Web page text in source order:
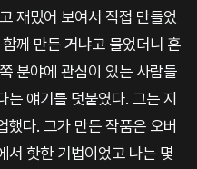
재밌어 보여서 직접 만들었
께 만든 거냐고 물었더니 혼
분야에 관심이 있는 사람들
는 얘기를 덧붙였다. 그는 지
했다. 그가 만든 작품은 오버
서 핫한 기법이었고 나는 몇